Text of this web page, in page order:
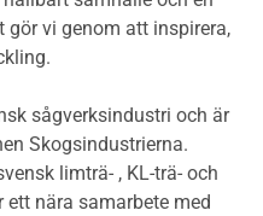
gör vi genom att inspirera,
sågverksindustri och är
Skogsindustrierna.
limträ- , KL-trä- och
nära samarbete med